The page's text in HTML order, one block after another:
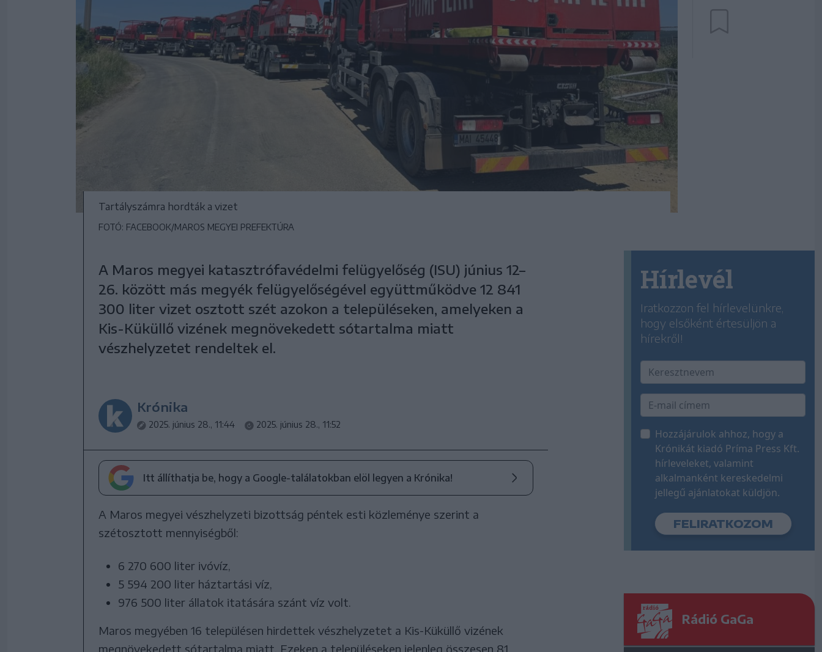
Tartályszámra hordták a vizet
FOTÓ: FACEBOOK/MAROS MEGYEI PREFEKTÚRA
A Maros megyei katasztrófavédelmi felügyelőség (ISU) június 12–
26. között más megyék felügyelőségével együttműködve 12 841
300 liter vizet osztott szét azokon a településeken, amelyeken a
Kis-Küküllő vizének megnövekedett sótartalma miatt
vészhelyzetet rendeltek el.
Krónika
2025. június 28., 11:44 2025. június 28., 11:52
Itt állíthatja be, hogy a Google-találatokban elöl legyen a Krónika!
A Maros megyei vészhelyzeti bizottság péntek esti közleménye szerint a
szétosztott mennyiségből:
6 270 600 liter ivóvíz,
5 594 200 liter háztartási víz,
976 500 liter állatok itatására szánt víz volt.
Maros megyében 16 településen hirdettek vészhelyzetet a Kis-Küküllő vizének
megnövekedett sótartalma miatt. Ezeken a településeken jelenleg összesen 81
Hírlevél
Iratkozzon fel hírlevelünkre,
hogy elsőként értesüljön a
hírekről!
Hozzájárulok ahhoz, hogy a
Krónikát kiadó Príma Press Kft.
hírleveleket, valamint
alkalmanként kereskedelmi
jellegű ajánlatokat küldjön.
Rádió GaGa